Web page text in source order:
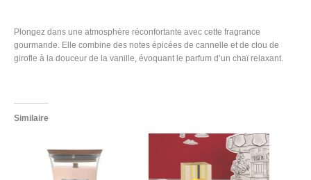
Plongez dans une atmosphère réconfortante avec cette fragrance
gourmande. Elle combine des notes épicées de cannelle et de clou de
girofle à la douceur de la vanille, évoquant le parfum d’un chaï relaxant.
Similaire